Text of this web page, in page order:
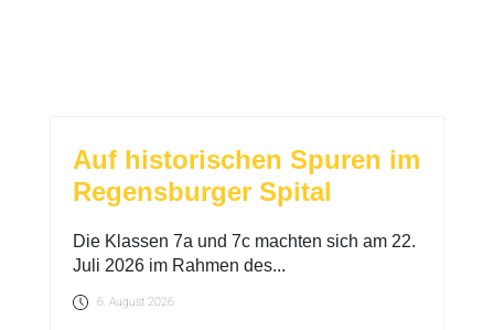
Auf historischen Spuren im
Regensburger Spital
Die Klassen 7a und 7c machten sich am 22.
Juli 2026 im Rahmen des...
6. August 2026